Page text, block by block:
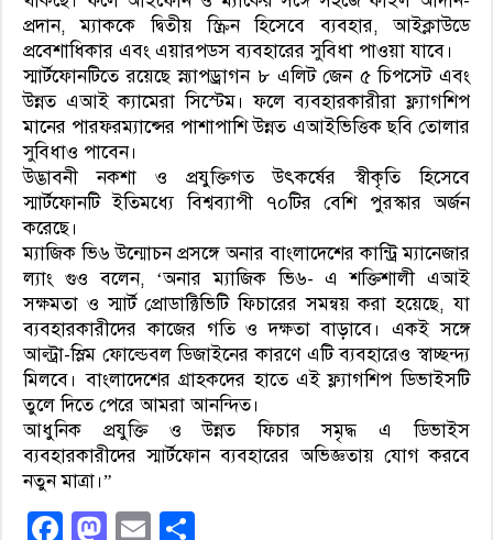
প্রদান, ম্যাককে দ্বিতীয় স্ক্রিন হিসেবে ব্যবহার, আইক্লাউডে
প্রবেশাধিকার এবং এয়ারপডস ব্যবহারের সুবিধা পাওয়া যাবে।
স্মার্টফোনটিতে রয়েছে স্ন্যাপড্রাগন ৮ এলিট জেন ৫ চিপসেট এবং
উন্নত এআই ক্যামেরা সিস্টেম। ফলে ব্যবহারকারীরা ফ্ল্যাগশিপ
মানের পারফরম্যান্সের পাশাপাশি উন্নত এআইভিত্তিক ছবি তোলার
সুবিধাও পাবেন।
উদ্ভাবনী নকশা ও প্রযুক্তিগত উৎকর্ষের স্বীকৃতি হিসেবে
স্মার্টফোনটি ইতিমধ্যে বিশ্বব্যাপী ৭০টির বেশি পুরস্কার অর্জন
করেছে।
ম্যাজিক ভি৬ উন্মোচন প্রসঙ্গে অনার বাংলাদেশের কান্ট্রি ম্যানেজার
ল্যাং গুও বলেন, ‘অনার ম্যাজিক ভি৬- এ শক্তিশালী এআই
সক্ষমতা ও স্মার্ট প্রোডাক্টিভিটি ফিচারের সমন্বয় করা হয়েছে, যা
ব্যবহারকারীদের কাজের গতি ও দক্ষতা বাড়াবে। একই সঙ্গে
আল্ট্রা-স্লিম ফোল্ডেবল ডিজাইনের কারণে এটি ব্যবহারেও স্বাচ্ছন্দ্য
মিলবে। বাংলাদেশের গ্রাহকদের হাতে এই ফ্ল্যাগশিপ ডিভাইসটি
তুলে দিতে পেরে আমরা আনন্দিত।
আধুনিক প্রযুক্তি ও উন্নত ফিচার সমৃদ্ধ এ ডিভাইস
ব্যবহারকারীদের স্মার্টফোন ব্যবহারের অভিজ্ঞতায় যোগ করবে
নতুন মাত্রা।”
Facebook
Mastodon
Email